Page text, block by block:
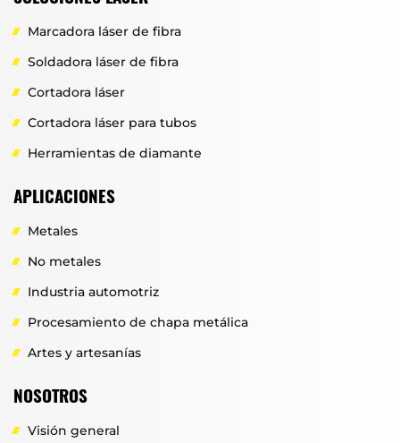
Marcadora láser de fibra
Soldadora láser de fibra
Cortadora láser
Cortadora láser para tubos
Herramientas de diamante
APLICACIONES
Metales
No metales
Industria automotriz
Procesamiento de chapa metálica
Artes y artesanías
NOSOTROS
Visión general